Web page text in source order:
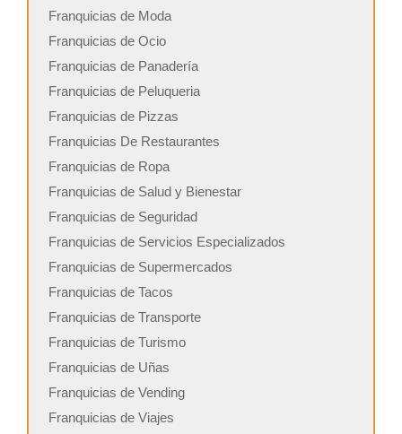
Franquicias de Moda
Franquicias de Ocio
Franquicias de Panadería
Franquicias de Peluqueria
Franquicias de Pizzas
Franquicias De Restaurantes
Franquicias de Ropa
Franquicias de Salud y Bienestar
Franquicias de Seguridad
Franquicias de Servicios Especializados
Franquicias de Supermercados
Franquicias de Tacos
Franquicias de Transporte
Franquicias de Turismo
Franquicias de Uñas
Franquicias de Vending
Franquicias de Viajes